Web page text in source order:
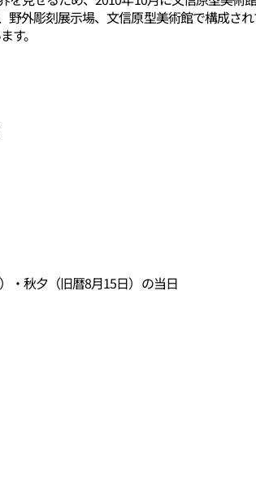
野外彫刻展示場、文信原型美術館で構成さ
す。
・秋夕（旧暦8月15日）の当日